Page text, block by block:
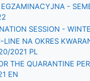
EGZAMINACYJNA -
SESSION -
LINE NA OKRES
2021 PL
THE QUARANTINE
EN